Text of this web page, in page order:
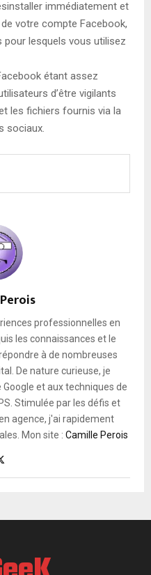
immédiatement et
votre compte Facebook,
pour lesquels vous utilisez
étant assez
d’être vigilants
les fichiers fournis via la
sociaux.
professionnelles en
les connaissances et le
à de nombreuses
De nature curieuse, je
et aux techniques de
Stimulée par les défis et
agence, j'ai rapidement
Mon site : Camille Perois